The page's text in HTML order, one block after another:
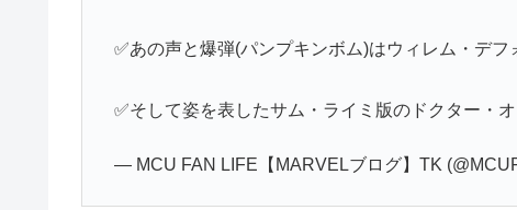
✅あの声と爆弾(パンプキンボム)はウィレム・デ
✅そして姿を表したサム・ライミ版のドクター・
— MCU FAN LIFE【MARVELブログ】TK